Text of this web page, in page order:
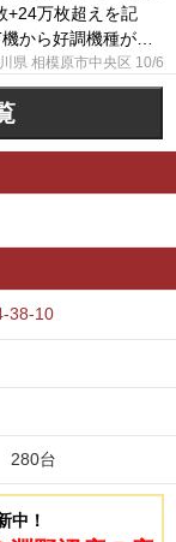
+24万枚超えを記
から好調機種が続
県 相模原市中央区 10/6
38-10
台
中！